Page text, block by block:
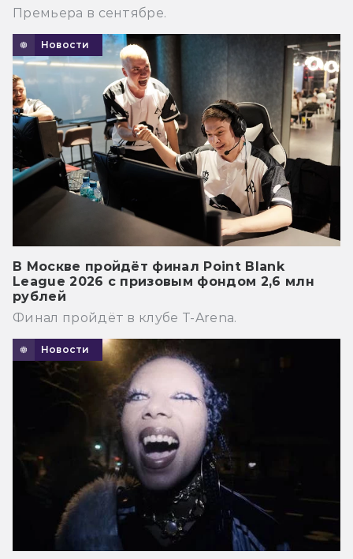
Премьера в сентябре.
Новости
В Москве пройдёт финал Point Blank
League 2026 с призовым фондом 2,6 млн
рублей
Финал пройдёт в клубе T-Arena.
Новости